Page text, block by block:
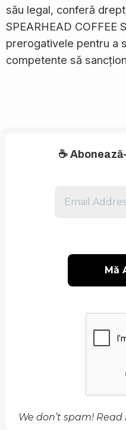
său legal, conferă
SPEARHEAD COFFEE
prerogativele pentru a
competente să
☕
Address
We don’t spam!